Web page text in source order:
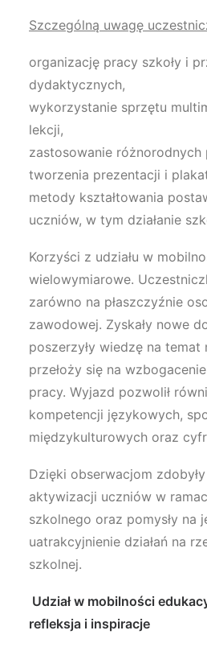
Szczególną uwagę
organizację pracy szkoły i
dydaktycznych,
wykorzystanie sprzętu
lekcji,
zastosowanie
tworzenia prezentacji i
metody kształtowania
uczniów, w tym działanie
Korzyści z udziału w
wielowymiarowe.
zarówno na płaszczyźnie
zawodowej. Zyskały nowe
poszerzyły wiedzę na temat
przełoży się na
pracy. Wyjazd pozwolił
kompetencji językowych,
międzykulturowych oraz
Dzięki obserwacjom
aktywizacji uczniów w
szkolnego oraz pomysły na
uatrakcyjnienie działań na
szkolnej.
Udział w mobilności
refleksja i inspiracje